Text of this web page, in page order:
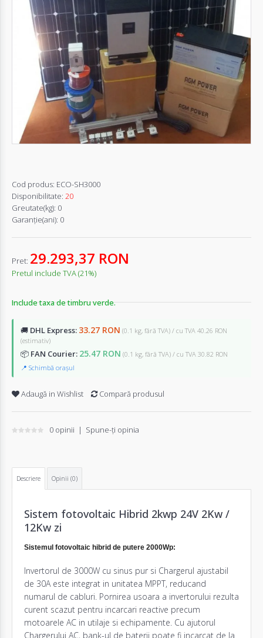
Autentifică-
Înregistrează-
Configurator
Cod produs: ECO-SH3000
Disponibilitate: 20
Greutate(kg): 0
Garanţie(ani): 0
Pret: 29.293,37 RON
Pretul include TVA (21%)
Include taxa de timbru verde.
🚚 DHL Express: 33.27 RON (0.1 kg, fără TVA) / cu TVA 40.26 RON
(estimativ)
📦 FAN Courier: 25.47 RON (0.1 kg, fără TVA) / cu TVA 30.82 RON
📍 Schimbă orașul
Adaugă in Wishlist Compară produsul
0 opinii | Spune-ţi opinia
Descriere Opinii (0)
Sistem fotovoltaic Hibrid 2kwp 24V 2Kw /
12Kw zi
Sistemul fotovoltaic hibrid de putere 2000Wp:
Invertorul de 3000W cu sinus pur si Chargerul ajustabil
de 30A este integrat in unitatea MPPT, reducand
numarul de cabluri. Pornirea usoara a invertorului rezulta
curent scazut pentru incarcari reactive precum
motoarele AC in utilaje si echipamente. Cu ajutorul
Chargerului AC, bank-ul de baterii poate fi incarcat de la